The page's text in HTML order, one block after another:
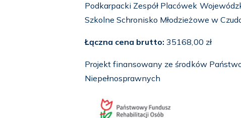
Podkarpacki Zespół Placówek
Szkolne Schronisko Młodzieżowe w
Łączna cena brutto: 35168,00 zł
Projekt finansowany ze środków
Niepełnosprawnych